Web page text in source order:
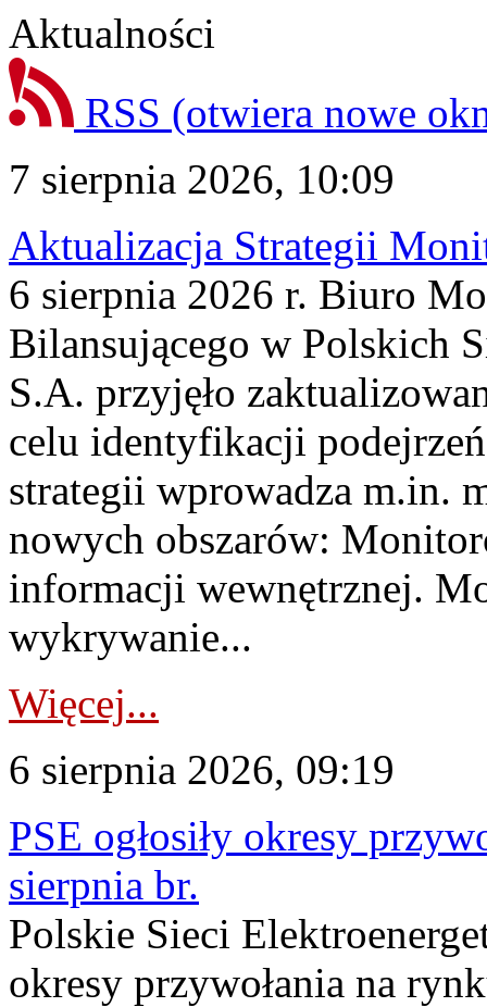
Aktualności
RSS (otwiera nowe
7 sierpnia 2026, 10:09
Aktualizacja Strategii
6 sierpnia 2026 r. Biuro
Bilansującego w Polskich
S.A. przyjęło
celu identyfikacji
strategii wprowadza m.in.
nowych obszarów:
informacji wewnętrznej.
wykrywanie...
Więcej...
6 sierpnia 2026, 09:19
PSE ogłosiły okresy
sierpnia br.
Polskie Sieci
okresy przywołania na